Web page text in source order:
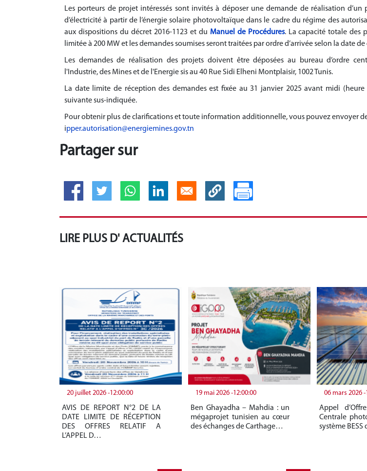
Les porteurs de projet intéressés sont invités à déposer une demande de réalisation
d’électricité à partir de l’énergie solaire photovoltaïque dans le cadre du régime des
aux dispositions du décret 2016-1123 et du Manuel de Procédures. La capacité totale des
limitée à 200 MW et les demandes soumises seront traitées par ordre d’arrivée selon la date
Les demandes de réalisation des projets doivent être déposées au bureau d’ordre
l'Industrie, des Mines et de l'Energie sis au 40 Rue Sidi Elheni Montplaisir, 1002 Tunis.
La date limite de réception des demandes est fixée au 31 janvier 2025 avant midi (heure
suivante sus-indiquée.
Pour obtenir plus de clarifications et toute information additionnelle, vous pouvez envoyer
ipper.autorisation@energiemines.gov.tn
Partager sur
LIRE PLUS D' ACTUALITÉS
20 juillet 2026 -12:00:00
AVIS DE REPORT N°2 DE LA
DATE LIMITE DE RÉCEPTION
DES OFFRES RELATIF A
L’APPEL D…
19 mai 2026 -12:00:00
Ben Ghayadha – Mahdia : un
mégaprojet tunisien au cœur
des échanges de Carthage…
06 mars 2026 -
Appel
Centrale
système